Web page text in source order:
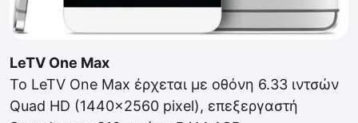
LeTV One Max
Το LeTV One Max έρχεται με οθόνη 6.33 ιντσών
Quad HD (1440×2560 pixel), επεξεργαστή